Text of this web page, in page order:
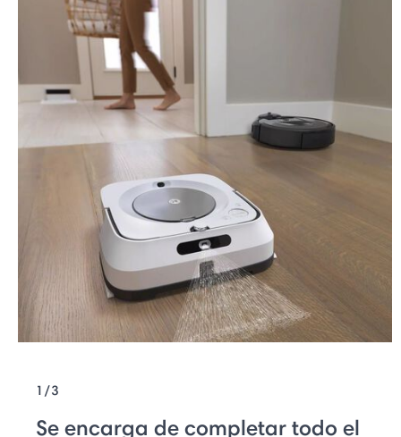
1/3
Se encarga de completar todo el